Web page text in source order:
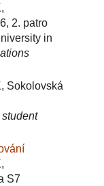
2. patro
in
Sokolovská
S7